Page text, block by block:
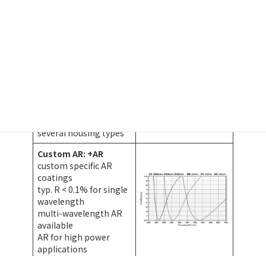
several housing types
Custom AR: +AR
custom specific AR
coatings
typ. R < 0.1% for single
wavelength
multi-wavelength AR
available
AR for high power
applications